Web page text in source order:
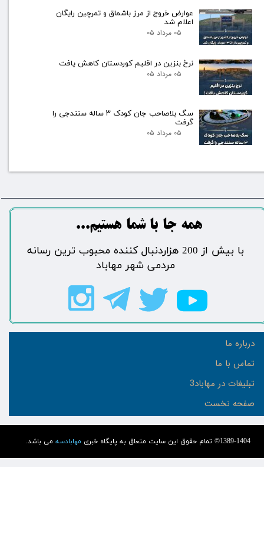
عوارض خروج از مرز باشماق و تمرچین رایگان
اعلام شد
۰۵ مرداد ۰۵
نرخ بنزین در اقلیم کوردستان کاهش یافت
۰۵ مرداد ۰۵
سگ بلاصاحب جان کودک ۳ ساله سنندجی را
گرفت
۰۵ مرداد ۰۵
1389-1404© تمام حقوق این سایت متعلق به پایگاه خبری مهابادسه می باشد.
درباره ما
تماس با ما
تبلیغات در مهاباد3
صفحه نخست
​​​همه جا با شما هستیم...​​​​​​​​​​​​​​
​با بیش از 200 هزاردنبال کننده محبوب ترین رسانه
مردمی شهر مهاباد​​​​​​​​​​​​​​